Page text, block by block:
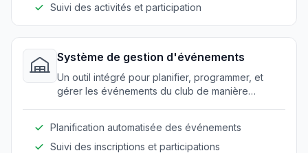
Suivi des activités et participation
Système de gestion d'événements
Un outil intégré pour planifier, programmer, et
gérer les événements du club de manière
Planification automatisée des événements
Suivi des inscriptions et participations